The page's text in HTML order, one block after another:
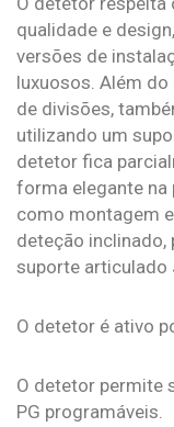
qualidade e
versões de
luxuosos. Além
de divisões,
utilizando um
detetor fica
forma elegante na
como montagem
deteção
suporte articulado
O detetor é ativo
O detetor permite
PG programáveis.